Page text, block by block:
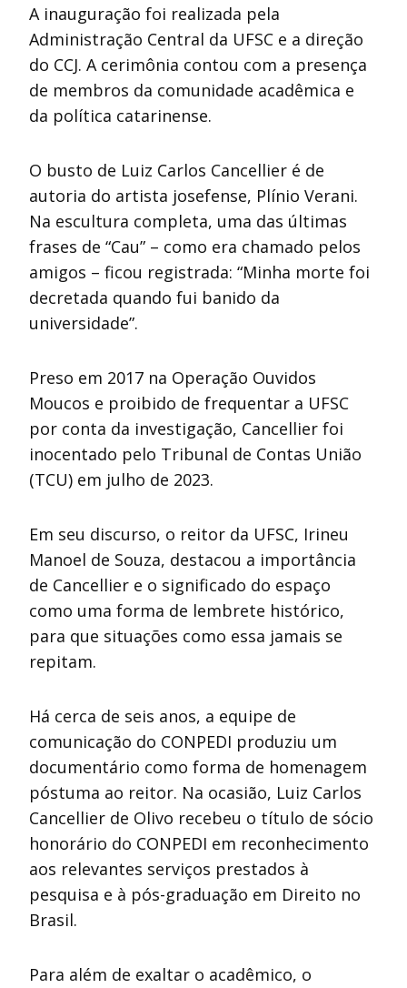
A inauguração foi realizada pela
Administração Central da UFSC e a direção
do CCJ. A cerimônia contou com a presença
de membros da comunidade acadêmica e
da política catarinense.
O busto de Luiz Carlos Cancellier é de
autoria do artista josefense, Plínio Verani.
Na escultura completa, uma das últimas
frases de “Cau” – como era chamado pelos
amigos – ficou registrada: “Minha morte foi
decretada quando fui banido da
universidade”.
Preso em 2017 na Operação Ouvidos
Moucos e proibido de frequentar a UFSC
por conta da investigação, Cancellier foi
inocentado pelo Tribunal de Contas União
(TCU) em julho de 2023.
Em seu discurso, o reitor da UFSC, Irineu
Manoel de Souza, destacou a importância
de Cancellier e o significado do espaço
como uma forma de lembrete histórico,
para que situações como essa jamais se
repitam.
Há cerca de seis anos, a equipe de
comunicação do CONPEDI produziu um
documentário como forma de homenagem
póstuma ao reitor. Na ocasião, Luiz Carlos
Cancellier de Olivo recebeu o título de sócio
honorário do CONPEDI em reconhecimento
aos relevantes serviços prestados à
pesquisa e à pós-graduação em Direito no
Brasil.
Para além de exaltar o acadêmico, o